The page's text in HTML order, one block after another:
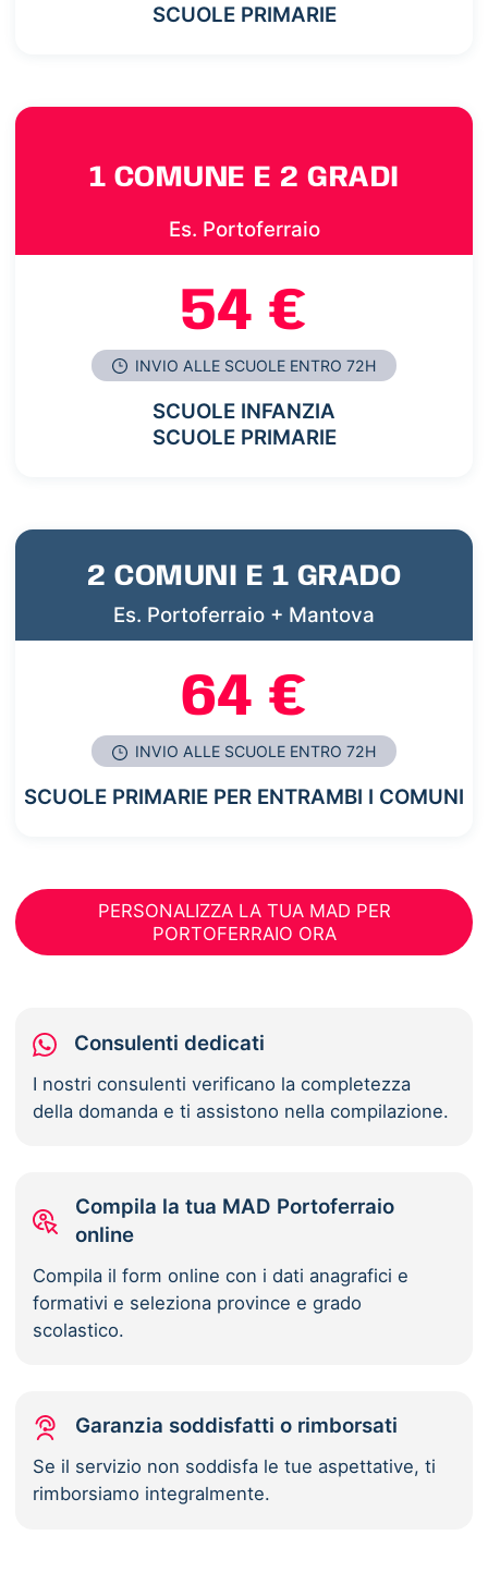
SCUOLE PRIMARIE
1 COMUNE E 2 GRADI
Es. Portoferraio
54 €
INVIO ALLE SCUOLE ENTRO 72H
SCUOLE INFANZIA
SCUOLE PRIMARIE
2 COMUNI E 1 GRADO
Es. Portoferraio + Mantova
64 €
INVIO ALLE SCUOLE ENTRO 72H
SCUOLE PRIMARIE PER ENTRAMBI I COMUNI
PERSONALIZZA LA TUA MAD PER
PORTOFERRAIO ORA
Consulenti dedicati
I nostri consulenti verificano la completezza
della domanda e ti assistono nella compilazione.
Compila la tua MAD Portoferraio
online
Compila il form online con i dati anagrafici e
formativi e seleziona province e grado
scolastico.
Garanzia soddisfatti o rimborsati
Se il servizio non soddisfa le tue aspettative, ti
rimborsiamo integralmente.